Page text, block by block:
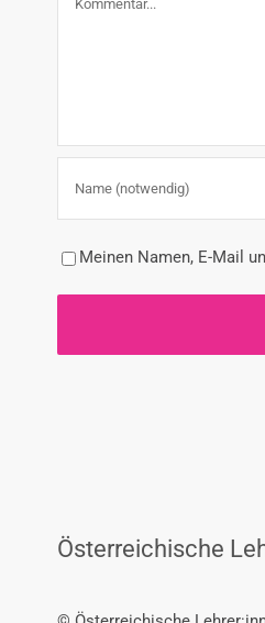
Meinen Namen, E-Mail
Österreichische